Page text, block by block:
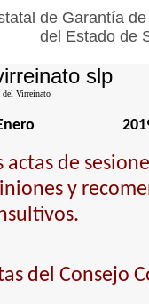
de Garantía
del Estado de
slp
del Virreinato
actas de
y
del Consejo